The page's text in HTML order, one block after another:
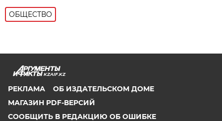
ОБЩЕСТВО
KZAIF.KZ
РЕКЛАМА
ОБ ИЗДАТЕЛЬСКОМ ДОМЕ
МАГАЗИН PDF-ВЕРСИЙ
СООБЩИТЬ В РЕДАКЦИЮ ОБ ОШИБКЕ